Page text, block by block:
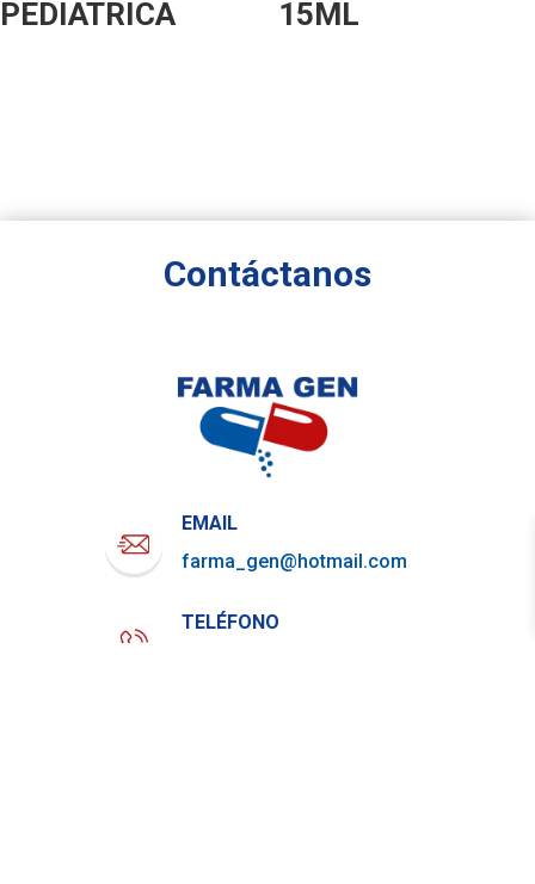
PEDIATRICA
15ML
Contáctanos
EMAIL
farma_gen@hotmail.com
TELÉFONO